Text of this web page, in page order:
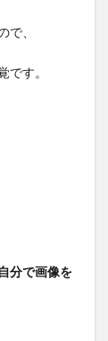
で、
です。
分で画像を